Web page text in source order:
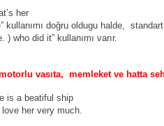
her
kullanımı doğru oldugu halde,
who did it” kullanımı varır.
vasıta, memleket ve hatta
is a beatiful ship
love her very much.